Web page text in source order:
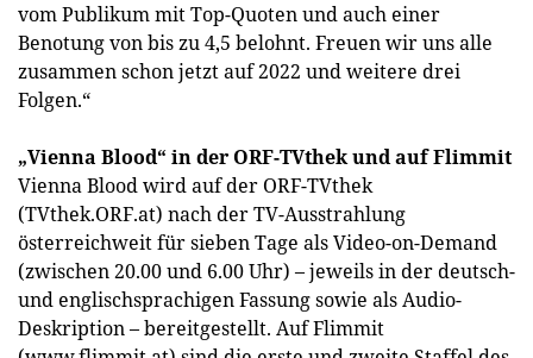
vom Publikum mit Top-Quoten und auch einer
Benotung von bis zu 4,5 belohnt. Freuen wir uns alle
zusammen schon jetzt auf 2022 und weitere drei
Folgen.“
„Vienna Blood“ in der ORF-TVthek und auf Flimmit
Vienna Blood wird auf der ORF-TVthek
(TVthek.ORF.at) nach der TV-Ausstrahlung
österreichweit für sieben Tage als Video-on-Demand
(zwischen 20.00 und 6.00 Uhr) – jeweils in der deutsch-
und englischsprachigen Fassung sowie als Audio-
Deskription – bereitgestellt. Auf Flimmit